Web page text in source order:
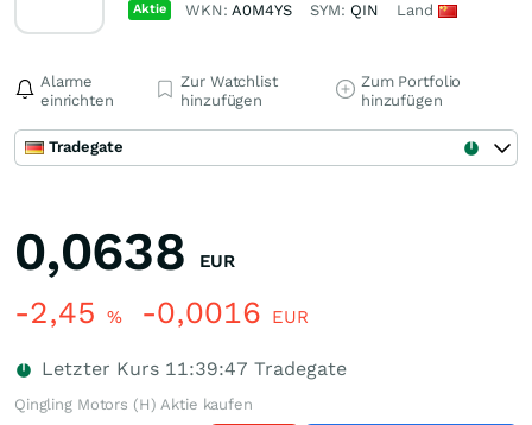
Aktie WKN:A0M4YS SYM: QIN Land
Alarme
einrichten
Zur Watchlist
hinzufügen
Zum Portfolio
hinzufügen
Tradegate
0,0638 EUR
-2,45 % -0,0016 EUR
Letzter Kurs 11:39:47 Tradegate
Qingling Motors (H) Aktie kaufen